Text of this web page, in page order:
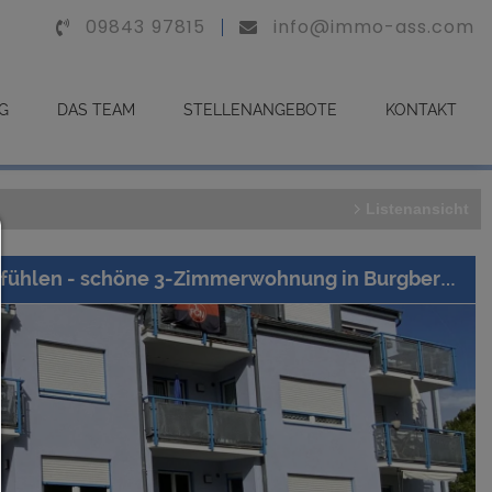
09843 97815 info@immo-ass.com
DAS TEAM STELLENANGEBOTE KONTAKT
Einziehen und sich wohlfühlen - schöne 3-Zimmerwohnung in Burgbernheim
HILFE
Um fortfahren zu können,müssen Sie eine
Auswahl treffen. Nachfolgend erhalten Sie
Erläuterung der verschiedenen Optionen und
Bedeutung.
Alles zulassen: